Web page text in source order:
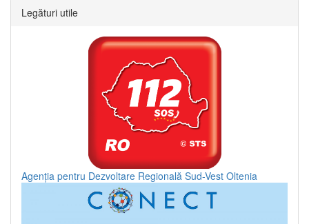
Legături utile
Agenția pentru Dezvoltare Regională Sud-Vest Oltenia